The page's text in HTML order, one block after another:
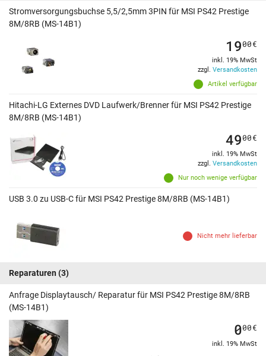
Stromversorgungsbuchse 5,5/2,5mm 3PIN für MSI PS42 Prestige
8M/8RB (MS-14B1)
Artikel verfügbar
1900€
inkl. 19% MwSt
zzgl. Versandkosten
Hitachi-LG Externes DVD Laufwerk/Brenner für MSI PS42 Prestige
8M/8RB (MS-14B1)
Nur noch wenige verfügbar
4900€
inkl. 19% MwSt
zzgl. Versandkosten
USB 3.0 zu USB-C für MSI PS42 Prestige 8M/8RB (MS-14B1)
Nicht mehr lieferbar
Reparaturen (3)
Anfrage Displaytausch/ Reparatur für MSI PS42 Prestige 8M/8RB
(MS-14B1)
000€
inkl. 19% MwSt